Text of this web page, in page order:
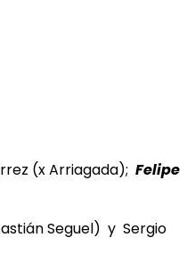
(x Arriagada); Felipe
Seguel) y Sergio